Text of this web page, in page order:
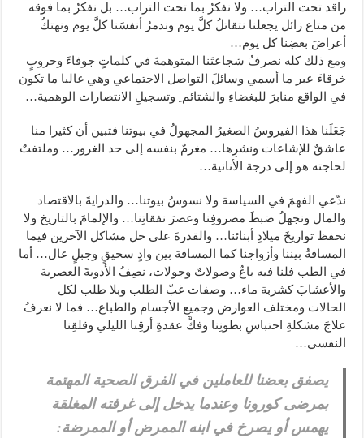
راقد تحت التراب… ولا نفكرُ بما تحت التراب… بل نفكرُ بما فوقه
من متاع زائل يجعلنا نتقاتلُ كلَّ يوم وندمرُ أنفسَنا كلَّ يوم ونهتكُ
أعراضَ بعضِنا كل يوم…
ومع ذلك كله نصرفُ شجاعتَنا المتوهمةَ في كلماتٍ جوفاءَ وحروبٍ
خرقاءَ عبر ما أسمي وسائلَ التواصل الاجتماعي وهي غالبا ما تكون
في الواقع منابرَ للبغضاءِ والشتائم ِ وتسجيلِ الانتصارات الوهمية…
جَعَلَنا هذا الفيروسُ الصغيرُ المجهولُ في بيوتنا فتبين أن كثيرا منا
عاشقٌ للإشاعات ونشرِها… مغرمٌ بنفسه إلى حد الغرور… وملتفتٌ
لحاجته هو إلى درجة الأنانية…
ندّعي الفهمَ في السياسة ولا نسوسُ بيوتنا… والدرايةَ بالاقتصاد
والمال ونجهلُ ضبطَ مصروفِنا وعصرَ نفقاتِنا… والإلمامَ بالتاريخ ولا
نحفظ تواريخَ ميلادِ أبنائنا… والقدرةَ على حل مشاكل الآخرين فيما
المسافةُ بيننا وأزواجنا كما المسافة بين وادٍ سحيقٍ وجبلٍ عال… أما
في الطب فلنا فيه باعٌ وصولاتٌ وجولات، نصِفُ الأدويةَ العصرية
والأعشابَ كشربة ماء… وصفات غبّ الطلب وبلا طلب لكل
الحالات ومختلف العوارض وجميع الأجسام والطباع… فما لا نعرفُ
علاجَ مشكلةِ احتباسِ بطونِنا وفكَّ عقدةِ أرقِنا الليلي وقلقِنا
النفسي…
يصفق بعضنا للعاملين في الفرق الصحية المهتمة
بمرضى كورونا وعندما يدخل إلى غرفته المغلقة
يهمس أو يصرخ في ابنه الممرض أو الممرضة: